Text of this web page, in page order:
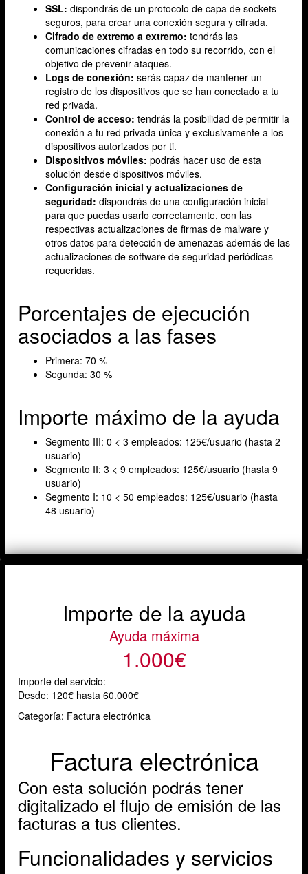
SSL: dispondrás de un protocolo de capa de sockets
seguros, para crear una conexión segura y cifrada.
Cifrado de extremo a extremo: tendrás las
comunicaciones cifradas en todo su recorrido, con el
objetivo de prevenir ataques.
Logs de conexión: serás capaz de mantener un
registro de los dispositivos que se han conectado a tu
red privada.
Control de acceso: tendrás la posibilidad de permitir la
conexión a tu red privada única y exclusivamente a los
dispositivos autorizados por ti.
Dispositivos móviles: podrás hacer uso de esta
solución desde dispositivos móviles.
Configuración inicial y actualizaciones de
seguridad: dispondrás de una configuración inicial
para que puedas usarlo correctamente, con las
respectivas actualizaciones de firmas de malware y
otros datos para detección de amenazas además de las
actualizaciones de software de seguridad periódicas
requeridas.
Porcentajes de ejecución
asociados a las fases
Primera: 70 %
Segunda: 30 %
Importe máximo de la ayuda
Segmento III: 0 < 3 empleados: 125€/usuario (hasta 2
usuario)
Segmento II: 3 < 9 empleados: 125€/usuario (hasta 9
usuario)
Segmento I: 10 < 50 empleados: 125€/usuario (hasta
48 usuario)
Importe de la ayuda
Ayuda máxima
1.000€
Importe del servicio:
Desde: 120€ hasta 60.000€
Categoría: Factura electrónica
Factura electrónica
Con esta solución podrás tener
digitalizado el flujo de emisión de las
facturas a tus clientes.
Funcionalidades y servicios